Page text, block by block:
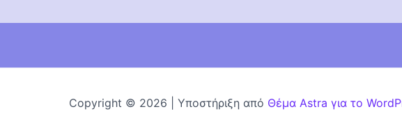
Copyright © 2026 | Υποστήριξη από Θέμα Astra για το